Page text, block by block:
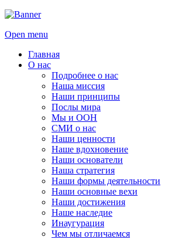
Open menu
Главная
О нас
Подробнее о нас
Наша миссия
Наши принципы
Послы мира
Мы и ООН
СМИ о нас
Наши ценности
Наше вдохновение
Наши основатели
Наша стратегия
Наши формы деятельности
Наши основные вехи
Наши достижения
Наше наследие
Инаугурация
Чем мы отличаемся